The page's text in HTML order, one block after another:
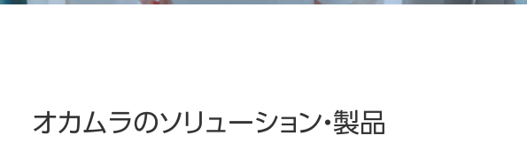
オカムラのソリューション・製品